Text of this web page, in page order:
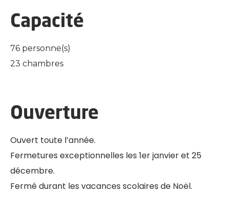
Capacité
76 personne(s)
23 chambres
Ouverture
Ouvert toute l’année.
Fermetures exceptionnelles les 1er janvier et 25
décembre.
Fermé durant les vacances scolaires de Noël.